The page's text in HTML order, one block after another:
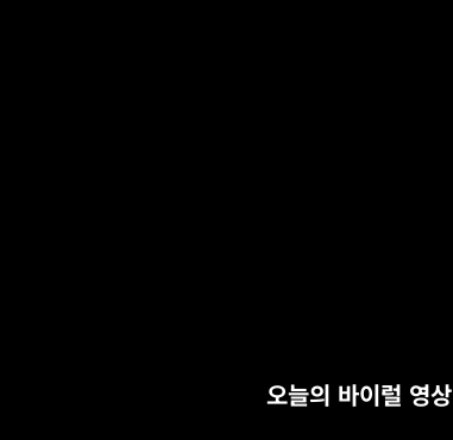
오늘의 바이럴 영상